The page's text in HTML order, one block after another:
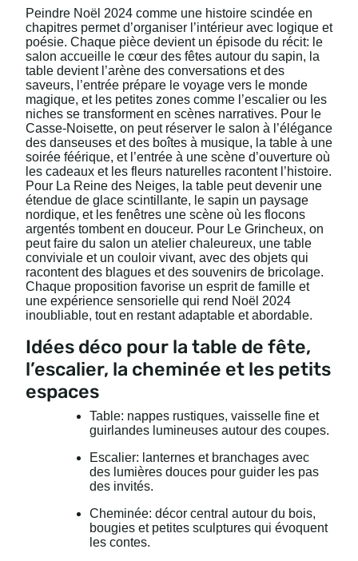
Peindre Noël 2024 comme une histoire scindée en
chapitres permet d’organiser l’intérieur avec logique et
poésie. Chaque pièce devient un épisode du récit: le
salon accueille le cœur des fêtes autour du sapin, la
table devient l’arène des conversations et des
saveurs, l’entrée prépare le voyage vers le monde
magique, et les petites zones comme l’escalier ou les
niches se transforment en scènes narratives. Pour le
Casse-Noisette, on peut réserver le salon à l’élégance
des danseuses et des boîtes à musique, la table à une
soirée féérique, et l’entrée à une scène d’ouverture où
les cadeaux et les fleurs naturelles racontent l’histoire.
Pour La Reine des Neiges, la table peut devenir une
étendue de glace scintillante, le sapin un paysage
nordique, et les fenêtres une scène où les flocons
argentés tombent en douceur. Pour Le Grincheux, on
peut faire du salon un atelier chaleureux, une table
conviviale et un couloir vivant, avec des objets qui
racontent des blagues et des souvenirs de bricolage.
Chaque proposition favorise un esprit de famille et
une expérience sensorielle qui rend Noël 2024
inoubliable, tout en restant adaptable et abordable.
Idées déco pour la table de fête,
l’escalier, la cheminée et les petits
espaces
Table: nappes rustiques, vaisselle fine et
guirlandes lumineuses autour des coupes.
Escalier: lanternes et branchages avec
des lumières douces pour guider les pas
des invités.
Cheminée: décor central autour du bois,
bougies et petites sculptures qui évoquent
les contes.